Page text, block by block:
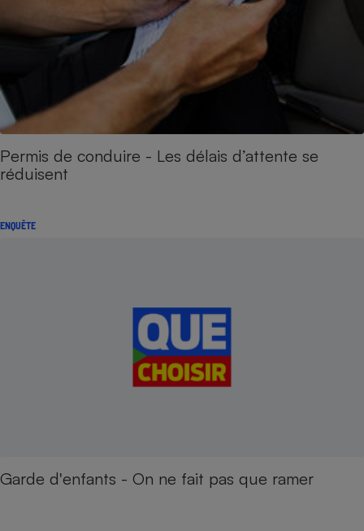
Permis de conduire - Les délais d’attente se
réduisent
ENQUÊTE
Garde d'enfants - On ne fait pas que ramer